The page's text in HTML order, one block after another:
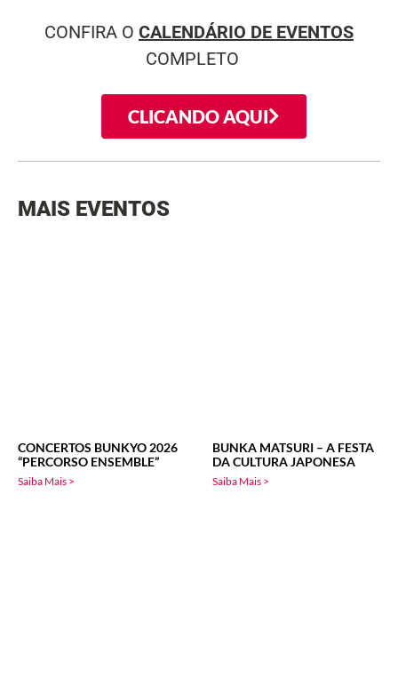
CONFIRA O CALENDÁRIO DE EVENTOS
COMPLETO
CLICANDO AQUI
MAIS EVENTOS
CONCERTOS BUNKYO 2026
“PERCORSO ENSEMBLE”
Saiba Mais >
BUNKA MATSURI – A FESTA
DA CULTURA JAPONESA
Saiba Mais >